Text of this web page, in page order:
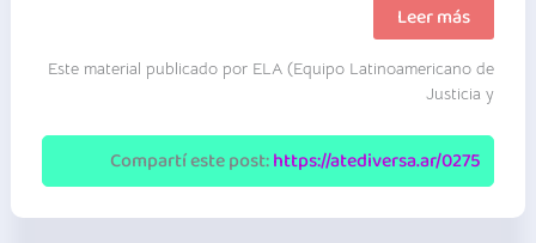
Mejor
prevenir
curar
|
Infografía
Leer más
Este material publicado por ELA (Equipo Latinoamericano de
Justicia y
Compartí este post:https://atediversa.ar/0275